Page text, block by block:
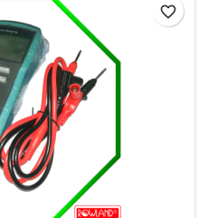
favorite_border